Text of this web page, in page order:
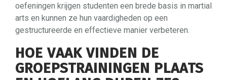
oefeningen krijgen studenten een brede basis in martial
arts en kunnen ze hun vaardigheden op een
gestructureerde en effectieve manier verbeteren.
HOE VAAK VINDEN DE
GROEPSTRAININGEN PLAATS